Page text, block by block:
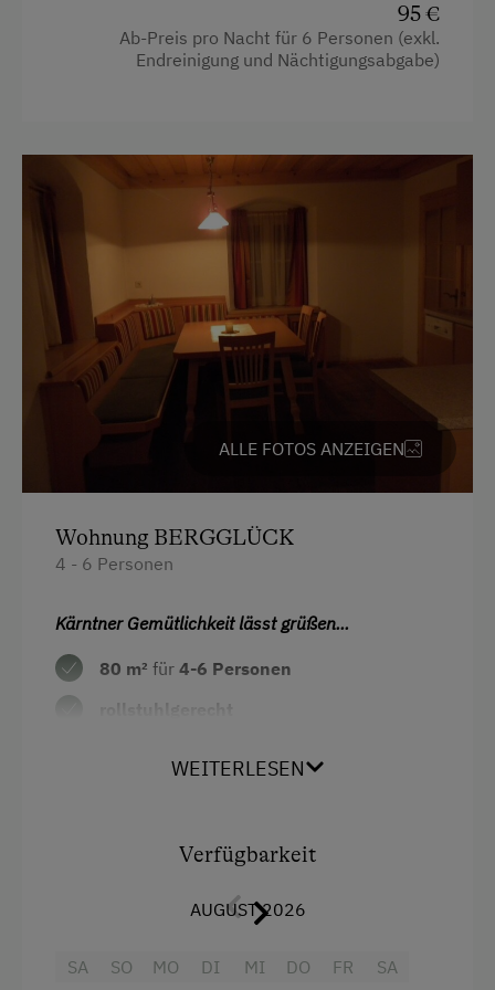
Bergtouren
Freibad
Heimatmuseum
Kegelbahn
Klettern
Leihrodeln
Reitwege
Rodelbahn in der Nähe
Skifahren
Skilift
Wandern
Zusätzliche Ausstattungsmerkmale
Aktivurlaub
Aktivurlaub Winter
Sanfter Winter
Schneeschuhwandern
95 €
Ab-Preis pro Nacht für 6 Personen (exkl.
Endreinigung und Nächtigungsabgabe)
ALLE FOTOS ANZEIGEN
Wohnung BERGGLÜCK
4 - 6 Personen
Kärntner Gemütlichkeit lässt grüßen...
80 m² für 4-6 Personen
Gitterbett (in der Hütte vorhanden)
Wohnraum
Wohnküche mit kompletter Ausstattung
(Geschirr, Kaffeemaschine,
WEITERLESEN
Verfügbarkeit
AUGUST 2026
SA
SO
MO
DI
MI
DO
FR
SA